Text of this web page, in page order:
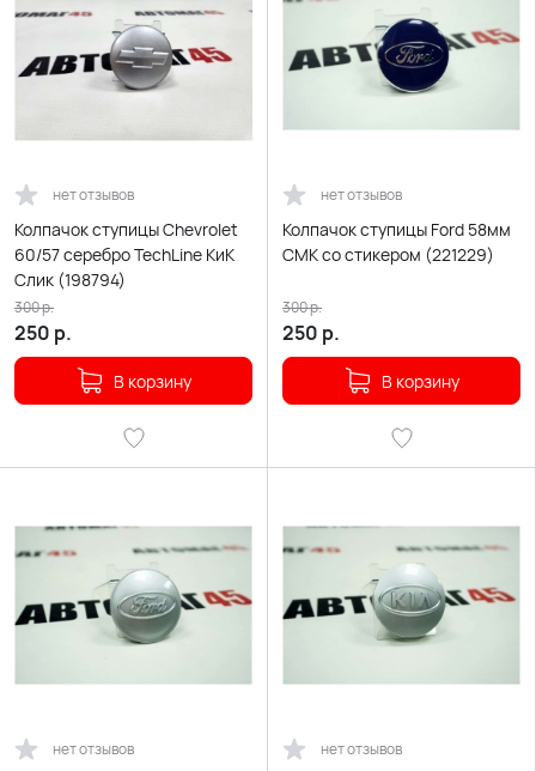
нет отзывов
Колпачок ступицы Chevrolet
60/57 серебро TechLine КиК
Слик (198794)
250 р.
300р.
В корзину
нет отзывов
Колпачок ступицы Ford 58мм
СМК со стикером (221229)
250 р.
300р.
В корзину
нет отзывов нет отзывов